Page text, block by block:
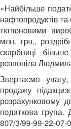
«Найбільше
нафтопродуктів
тютюновими
млн. грн.,
скарбниці
розповіла
Звертаємо
продажу
розрахунковому
податкова
807/3/99-99-22-07-